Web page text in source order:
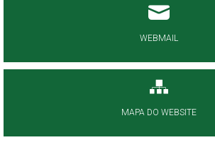
WEBMAIL
MAPA DO WEBSITE